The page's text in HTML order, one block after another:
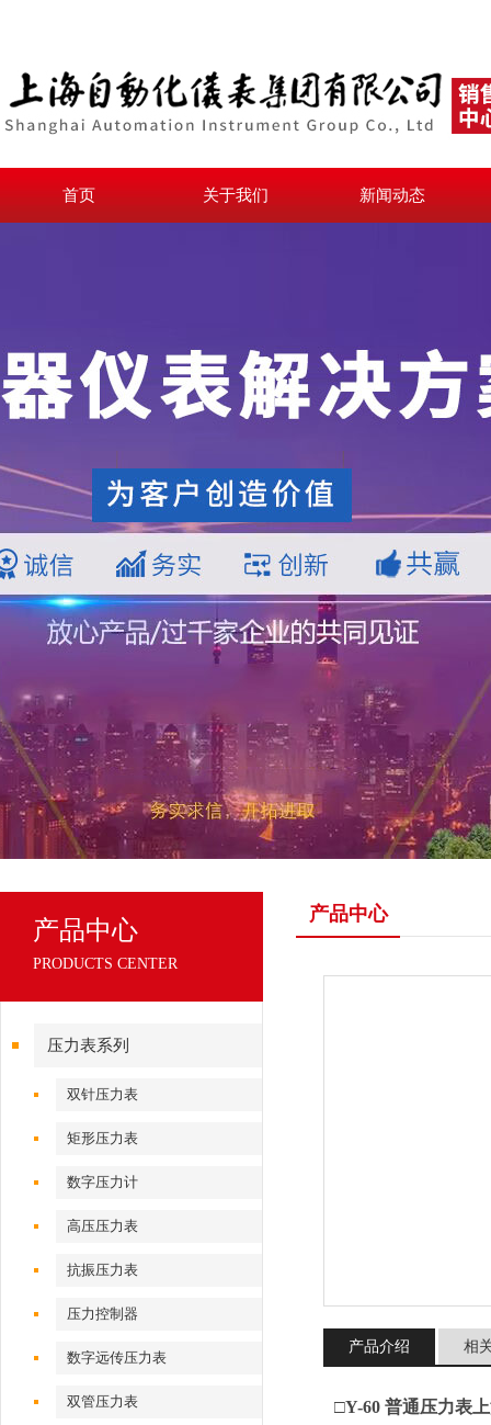
首页 关于我们 新闻动态
产品中心
PRODUCTS CENTER
压力表系列
双针压力表
矩形压力表
数字压力计
高压压力表
抗振压力表
压力控制器
数字远传压力表
双管压力表
产品中心
产品介绍 相
□Y-60 普通压力表